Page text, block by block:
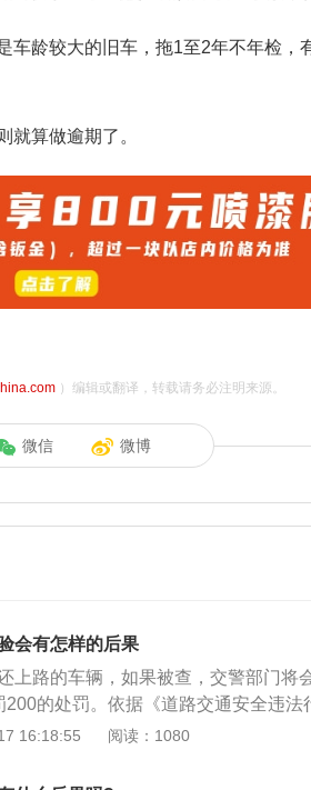
车龄较大的旧车，拖1至2年不年检，
就算做逾期了。
）编辑或翻译，转载请务必注明来源。
微信 微博
会有怎样的后果
上路的车辆，如果被查，交警部门将
200的处罚。依据《道路交通安全违
驶未按规定定期进行安全技术检验的
定，机动车驾驶人违反道路交通安全
16:18:55 阅读：1080